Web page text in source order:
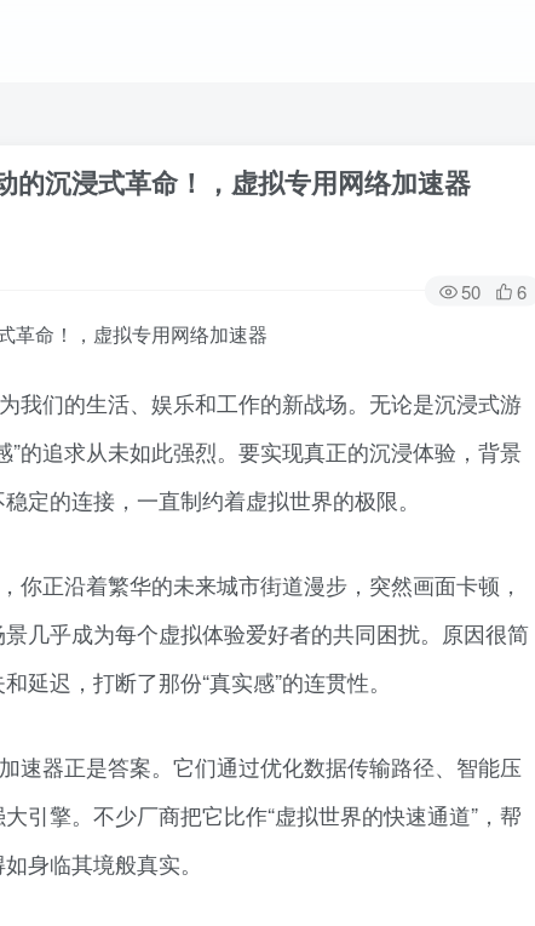
的沉浸式革命！，虚拟专用网络加速器
50 6
革命！，虚拟专用网络加速器
我们的生活、娱乐和工作的新战场。无论是沉浸式游
的追求从未如此强烈。要实现真正的沉浸体验，背景
的连接，一直制约着虚拟世界的极限。
你正沿着繁华的未来城市街道漫步，突然画面卡顿，
几乎成为每个虚拟体验爱好者的共同困扰。原因很简
延迟，打断了那份“真实感”的连贯性。
速器正是答案。它们通过优化数据传输路径、智能压
引擎。不少厂商把它比作“虚拟世界的快速通道”，帮
身临其境般真实。